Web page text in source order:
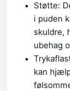
Støtte:
i puden
skuldre,
ubehag
kan